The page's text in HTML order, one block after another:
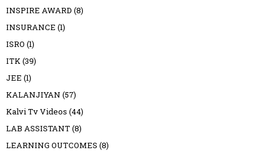
INSPIRE AWARD (8)
INSURANCE (1)
ISRO (1)
ITK(39)
JEE (1)
KALANJIYAN (57)
Kalvi Tv Videos (44)
LAB ASSISTANT(8)
LEARNING OUTCOMES (8)